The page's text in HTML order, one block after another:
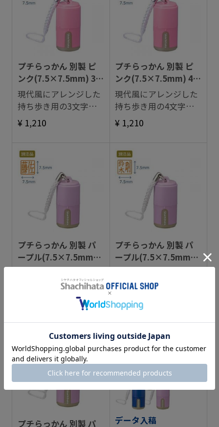
プチらっかん 別製 ピ
ンク(7.5×7.5mm) 3文
字数
現代風にアレンジした
持ち歩き用の3文字落
款印。
¥ 1,210
プチらっかん 別製 ピ
ンク(7.5×7.5mm) 4文
字数
現代風にアレンジした
持ち歩き用の4文字落
款印。
¥ 1,210
プチらっかん 別製 パ
ープル(7.5×7.5mm)
1・2文字数
持ち歩き用の1・2文字
プチらっかん 別製 パ
ープル(7.5×7.5mm) 3
文字数
持ち歩き用の3文字落
¥ 1,210
プチらっかん 別製 パ
データ入稿